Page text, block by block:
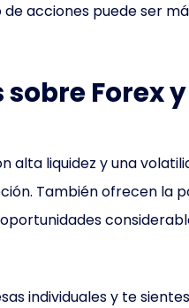
acciones puede ser
sobre Forex
alta liquidez y una
También ofrecen la
individuales y te